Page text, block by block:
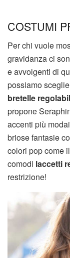
COSTUMI
Per chi vuole
gravidanza ci
e avvolgenti di
possiamo
bretelle
propone
accenti più
briose fantasie
colori pop come
comodi laccetti
restrizione!